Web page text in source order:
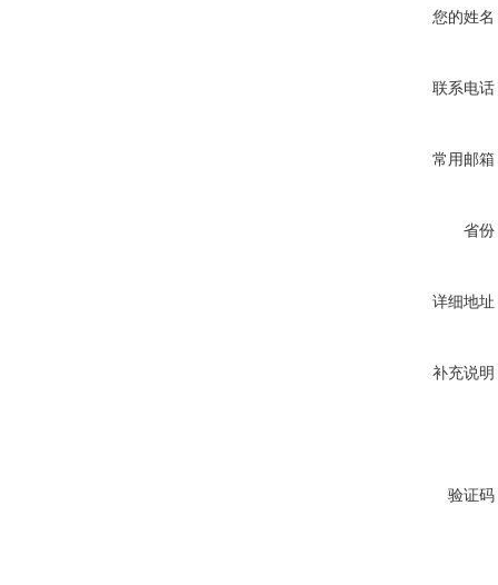
您的姓名
联系电话
常用邮箱
省份
详细地址
补充说明
验证码